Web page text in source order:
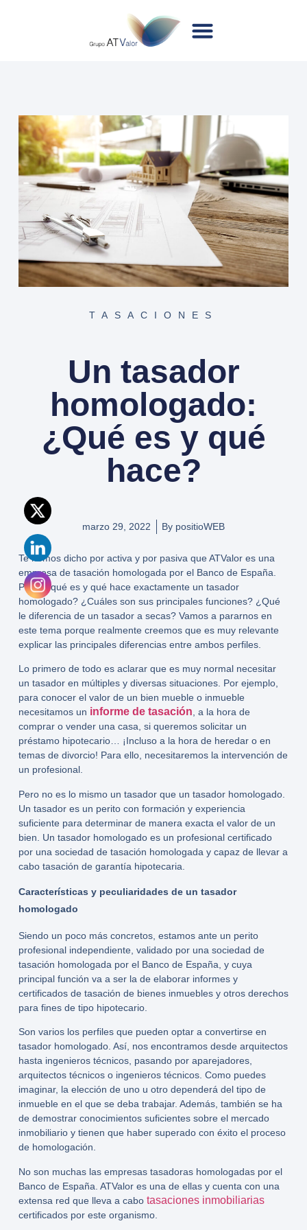
TASACIONES
Un tasador
homologado:
¿Qué es y qué
hace?
marzo 29, 2022 By positioWEB
Te hemos dicho por activa y por pasiva que ATValor es una
empresa de tasación homologada por el Banco de España.
Pero, ¿qué es y qué hace exactamente un tasador
homologado? ¿Cuáles son sus principales funciones? ¿Qué
le diferencia de un tasador a secas? Vamos a pararnos en
este tema porque realmente creemos que es muy relevante
explicar las principales diferencias entre ambos perfiles.
Lo primero de todo es aclarar que es muy normal necesitar
un tasador en múltiples y diversas situaciones. Por ejemplo,
para conocer el valor de un bien mueble o inmueble
necesitamos un informe de tasación, a la hora de
comprar o vender una casa, si queremos solicitar un
préstamo hipotecario… ¡Incluso a la hora de heredar o en
temas de divorcio! Para ello, necesitaremos la intervención de
un profesional.
Pero no es lo mismo un tasador que un tasador homologado.
Un tasador es un perito con formación y experiencia
suficiente para determinar de manera exacta el valor de un
bien. Un tasador homologadoes un profesional certificado
por una sociedad de tasación homologada y capaz de llevar a
cabo tasación de garantía hipotecaria.
Características y peculiaridades de un tasador
homologado
Siendo un poco más concretos, estamos ante un perito
profesional independiente, validado por una sociedad de
tasación homologada por el Banco de España, y cuya
principal función va a ser la de elaborar informes y
certificados de tasación de bienes inmuebles y otros derechos
para fines de tipo hipotecario.
Son varios los perfiles que pueden optar a convertirse en
tasador homologado. Así, nos encontramos desde arquitectos
hasta ingenieros técnicos, pasando por aparejadores,
arquitectos técnicos o ingenieros técnicos. Como puedes
imaginar, la elección de uno u otro dependerá del tipo de
inmueble en el que se deba trabajar. Además, también se ha
de demostrar conocimientos suficientes sobre el mercado
inmobiliario y tienen que haber superado con éxito el proceso
de homologación.
No son muchas las empresas tasadoras homologadas por el
Banco de España. ATValor es una de ellas y cuenta con una
extensa red que lleva a cabo tasaciones inmobiliarias
certificados por este organismo.